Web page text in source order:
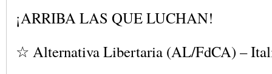
¡ARRIBA LAS QUE LUCHAN!
☆ Alternativa Libertaria (AL/FdCA) –